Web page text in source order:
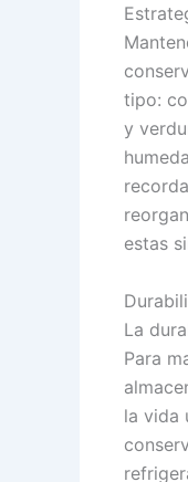
tipo:
y
estas
La
Para
la vida